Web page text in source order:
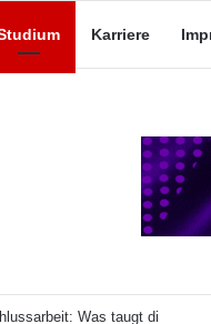
Karriere
Was taugt die